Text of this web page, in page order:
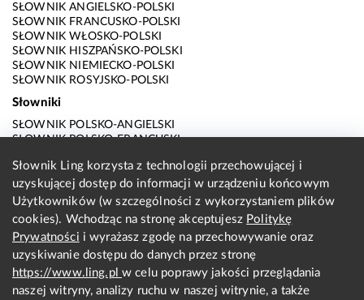
SŁOWNIK ANGIELSKO-POLSKI
SŁOWNIK FRANCUSKO-POLSKI
SŁOWNIK WŁOSKO-POLSKI
SŁOWNIK HISZPAŃSKO-POLSKI
SŁOWNIK NIEMIECKO-POLSKI
SŁOWNIK ROSYJSKO-POLSKI
Słowniki
SŁOWNIK POLSKO-ANGIELSKI
SŁOWNIK POLSKO-FRANCUSKI
SŁOWNIK POLSKO-HISZPAŃSKI
SŁOWNIK POLSKO-NIEMIECKI
SŁOWNIK POLSKO-ROSYJSKI
SŁOWNIK ANGIELSKO-POLSKI
SŁOWNIK FRANCUSKO-POLSKI
SŁOWNIK WŁOSKO-POLSKI
SŁOWNIK HISZPAŃSKO-POLSKI
SŁOWNIK NIEMIECKO-POLSKI
SŁOWNIK ROSYJSKO-POLSKI
Słownik Ling korzysta z technologii przechowującej i
uzyskującej dostęp do informacji w urządzeniu końcowym
Użytkowników (w szczególności z wykorzystaniem plików
cookies). Wchodząc na stronę akceptujesz Politykę
Prywatności i wyrażasz zgodę na przechowywanie oraz
uzyskiwanie dostępu do danych przez stronę
https://www.ling.plw celu poprawy jakości przeglądania
naszej witryny, analizy ruchu w naszej witrynie, a także